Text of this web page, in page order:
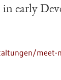
early
meet-